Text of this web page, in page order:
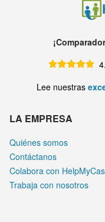
Lee nuestras
LA EMPRESA
Quiénes somos
Contáctanos
Colabora con
Trabaja con nosotros